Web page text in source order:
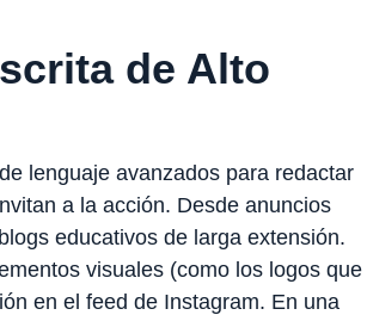
de Alto
lenguaje avanzados para redactar
a la acción. Desde anuncios
educativos de larga extensión.
visuales (como los logos que
en el feed de Instagram. En una